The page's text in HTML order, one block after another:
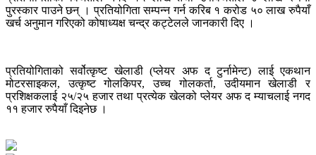
पुरस्कार पाउने छन् । प्रतियोगिता सम्पन्न गर्न करिब १ करोड ५० लाख रुपैयाँ
खर्च अनुमान गरिएको कोषाध्यक्ष चन्द्र कट्टेलले जानकारी दिए ।
प्रतियोगिताको सर्वोत्कृष्ट खेलाडी (प्लेयर अफ द टुर्नामेन्ट) लाई एकथान
मोटरसाइकल, उत्कृष्ट गोलकिपर, उच्च गोलकर्ता, उदीयमान खेलाडी र
प्रशिक्षकलाई २५/२५ हजार तथा प्रत्येक खेलको प्लेयर अफ द म्याचलाई नगद
११ हजार रुपैयाँ दिइनेछ ।